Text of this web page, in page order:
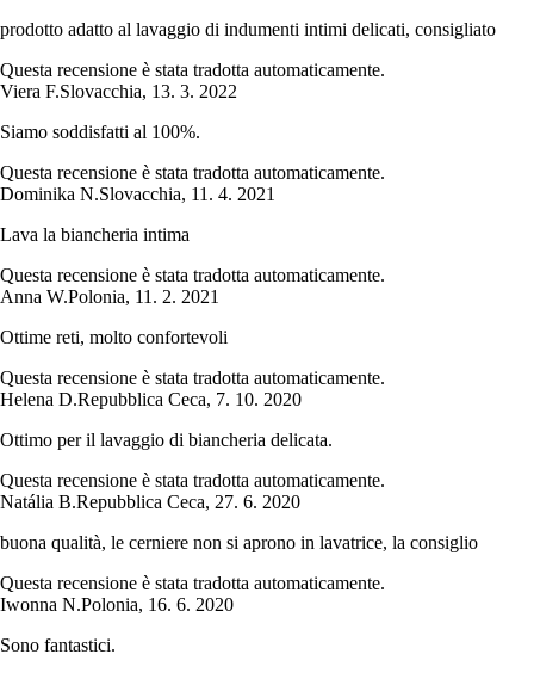
prodotto adatto al lavaggio di indumenti intimi delicati, consigliato
Questa recensione è stata tradotta automaticamente.
Viera F.Slovacchia, 13. 3. 2022
Siamo soddisfatti al 100%.
Questa recensione è stata tradotta automaticamente.
Dominika N.Slovacchia, 11. 4. 2021
Lava la biancheria intima
Questa recensione è stata tradotta automaticamente.
Anna W.Polonia, 11. 2. 2021
Ottime reti, molto confortevoli
Questa recensione è stata tradotta automaticamente.
Helena D.Repubblica Ceca, 7. 10. 2020
Ottimo per il lavaggio di biancheria delicata.
Questa recensione è stata tradotta automaticamente.
Natália B.Repubblica Ceca, 27. 6. 2020
buona qualità, le cerniere non si aprono in lavatrice, la consiglio
Questa recensione è stata tradotta automaticamente.
Iwonna N.Polonia, 16. 6. 2020
Sono fantastici.